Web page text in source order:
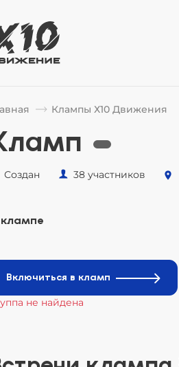
Клампы Х10 Движения
Создан 38 участников
Включиться в кламп
не найдена